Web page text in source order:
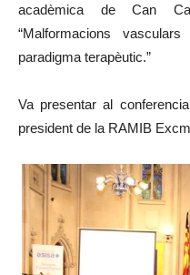
acadèmica de Can
“Malformacions
paradigma terapèutic.”
Va presentar al
president de la RAMIB